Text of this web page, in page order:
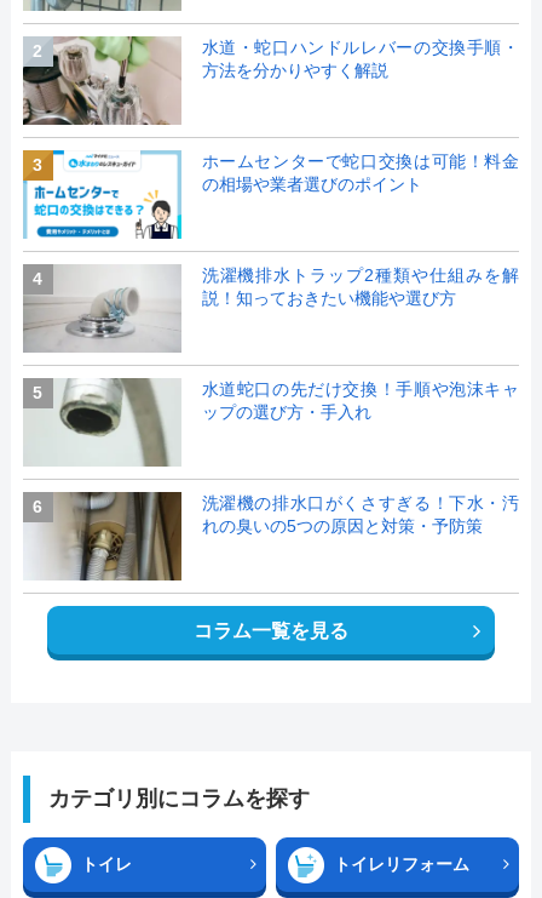
2
水道・蛇口ハンドルレバーの交換手順・
方法を分かりやすく解説
3
ホームセンターで蛇口交換は可能！料金
の相場や業者選びのポイント
4
洗濯機排水トラップ2種類や仕組みを解
説！知っておきたい機能や選び方
5
水道蛇口の先だけ交換！手順や泡沫キャ
ップの選び方・手入れ
6
洗濯機の排水口がくさすぎる！下水・汚
れの臭いの5つの原因と対策・予防策
コラム一覧を見る
カテゴリ別にコラムを探す
トイレ トイレリフォーム